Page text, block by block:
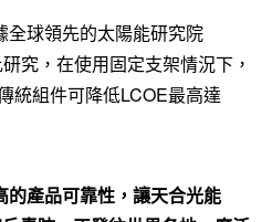
球領先的太陽能研究院
究，在使用固定支架情況下，
統組件可降低LCOE最高達
的產品可靠性，讓天合光能